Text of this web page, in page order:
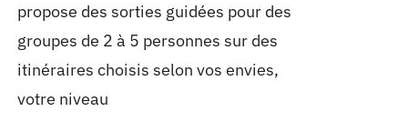
propose des sorties guidées pour des
groupes de 2 à 5 personnes sur des
itinéraires choisis selon vos envies,
votre niveau